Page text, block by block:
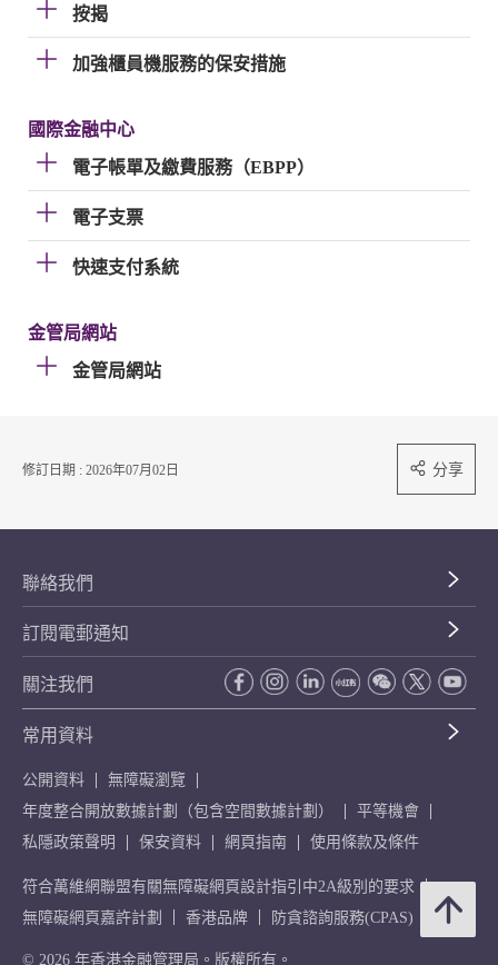
按揭
加強櫃員機服務的保安措施
國際金融中心
電子帳單及繳費服務（EBPP）
電子支票
快速支付系統
金管局網站
金管局網站
修訂日期 : 2026年07月02日 分享
聯絡我們
訂閱電郵通知
關注我們
常用資料
公開資料
無障礙瀏覽
年度整合開放數據計劃（包含空間數據計劃）
平等機會
私隱政策聲明
保安資料 網頁指南 使用條款及條件
符合萬維網聯盟有關無障礙網頁設計指引中2A級別的要求
無障礙網頁嘉許計劃
香港品牌 防貪諮詢服務(CPAS)
© 2026 年香港金融管理局。版權所有。